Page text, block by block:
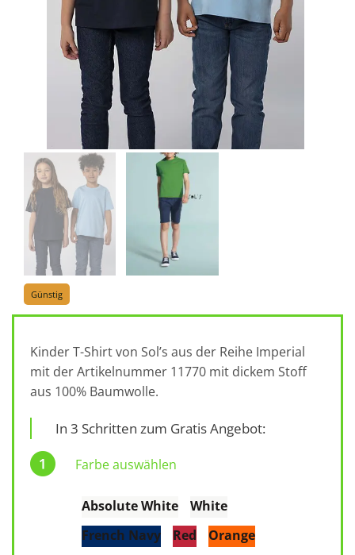
Günstig
Kinder T-Shirt von Sol’s aus der Reihe Imperial
mit der Artikelnummer 11770 mit dickem Stoff
aus 100% Baumwolle.
In 3 Schritten zum Gratis Angebot:
Farbe auswählen
Absolute White
White
French Navy
Red
Orange